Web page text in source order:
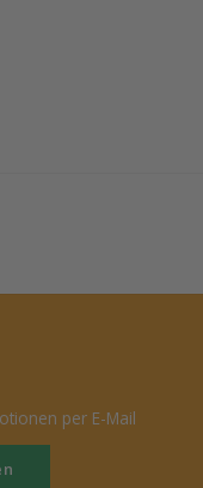
per E-Mail